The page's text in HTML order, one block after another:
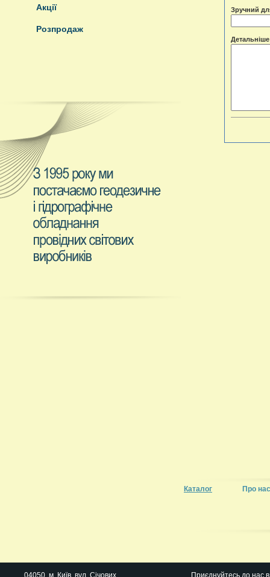
Акції
Розпродаж
Зручний
Каталог Про нас
04050 , м. Київ вул. Січових Приєднуйтесь до нас в